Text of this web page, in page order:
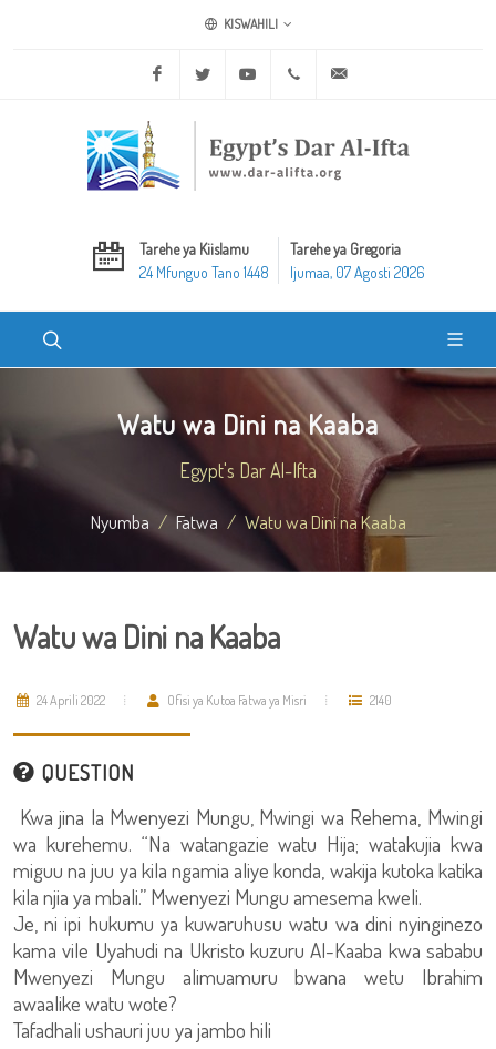
KISWAHILI
Facebook Twitter Youtube +20 2 25970400
Tarehe ya Kiislamu
24 Mfunguo Tano 1448
Tarehe ya Gregoria
Ijumaa, 07 Agosti 2026
Watu wa Dini na Kaaba
Egypt's Dar Al-Ifta
Nyumba Fatwa Watu wa Dini na Kaaba
Watu wa Dini na Kaaba
24 Aprili 2022 Ofisi ya Kutoa Fatwa ya Misri 2140
QUESTION
Kwa jina la Mwenyezi Mungu, Mwingi wa Rehema, Mwingi
wa kurehemu. “Na watangazie watu Hija; watakujia kwa
miguu na juu ya kila ngamia aliye konda, wakija kutoka katika
kila njia ya mbali.” Mwenyezi Mungu amesema kweli.
Je, ni ipi hukumu ya kuwaruhusu watu wa dini nyinginezo
kama vile Uyahudi na Ukristo kuzuru Al-Kaaba kwa sababu
Mwenyezi Mungu alimuamuru bwana wetu Ibrahim
awaalike watu wote?
Tafadhali ushauri juu ya jambo hili